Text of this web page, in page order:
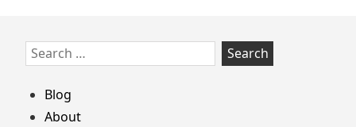
닝
Skip
to
footer
Search
for:
Blog
About